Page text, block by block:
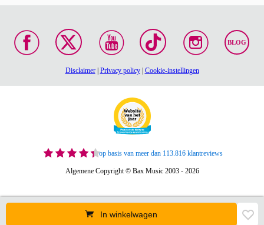
In winkelwagen
BLOG
Disclaimer| Privacy policy| Cookie-instellingen
op basis van meer dan 113.816 klantreviews
Algemene Copyright © Bax Music 2003 - 2026